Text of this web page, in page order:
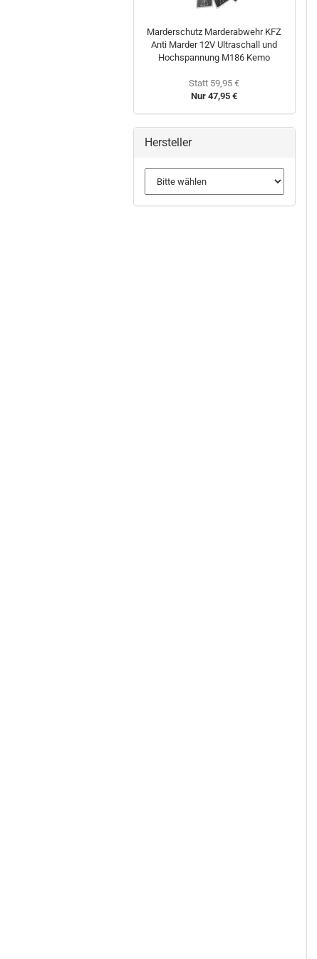
Marderschutz Marderabwehr KFZ
Anti Marder 12V Ultraschall und
Hochspannung M186 Kemo
Statt 59,95 €
Nur 47,95 €
Hersteller